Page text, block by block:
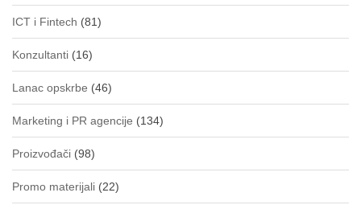
ICT i Fintech (81)
Konzultanti (16)
Lanac opskrbe (46)
Marketing i PR agencije (134)
Proizvođači (98)
Promo materijali (22)